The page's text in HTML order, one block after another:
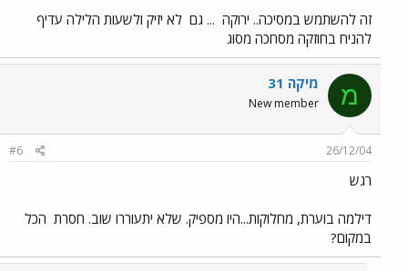
זה להשתמש במסיכה.. ירוקה ... גם לא יזיק ולשעות הלילה עדיף
להניח בחוזקה מסחכה מסוג
מ מיקה 31
New member
26/12/04
#6
רגש
דילמה בוערת, מחלוקות...היו מספיק. שלא יתעוררו שוב. חסרת הכל
במקום?